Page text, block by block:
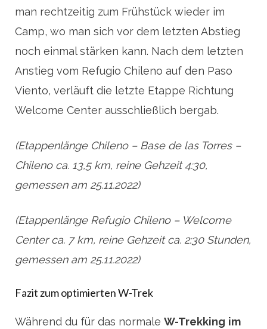
man rechtzeitig zum Frühstück wieder im
Camp, wo man sich vor dem letzten Abstieg
noch einmal stärken kann. Nach dem letzten
Anstieg vom Refugio Chileno auf den Paso
Viento, verläuft die letzte Etappe Richtung
Welcome Center ausschließlich bergab.
(Etappenlänge Chileno – Base de las Torres –
Chileno ca. 13,5 km, reine Gehzeit 4:30,
gemessen am 25.11.2022)
(Etappenlänge Refugio Chileno – Welcome
Center ca. 7 km, reine Gehzeit ca. 2:30 Stunden,
gemessen am 25.11.2022)
Fazit zum optimierten W-Trek
Während du für das normale W-Trekking im